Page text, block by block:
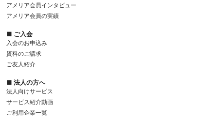
アメリア会員インタビュー
アメリア会員の実績
■ ご入会
入会のお申込み
資料のご請求
ご友人紹介
■ 法人の方へ
法人向けサービス
サービス紹介動画
ご利用企業一覧